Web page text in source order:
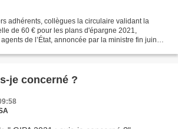
adhérents, collègues la circulaire validant la
de 60 € pour les plans d'épargne 2021,
de l’État, annoncée par la ministre fin juin
je concerné ?